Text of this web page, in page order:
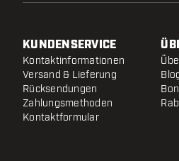
KUNDENSERVICE
Kontaktinformationen
Versand & Lieferung
Rücksendungen
Zahlungsmethoden
Kontaktformular